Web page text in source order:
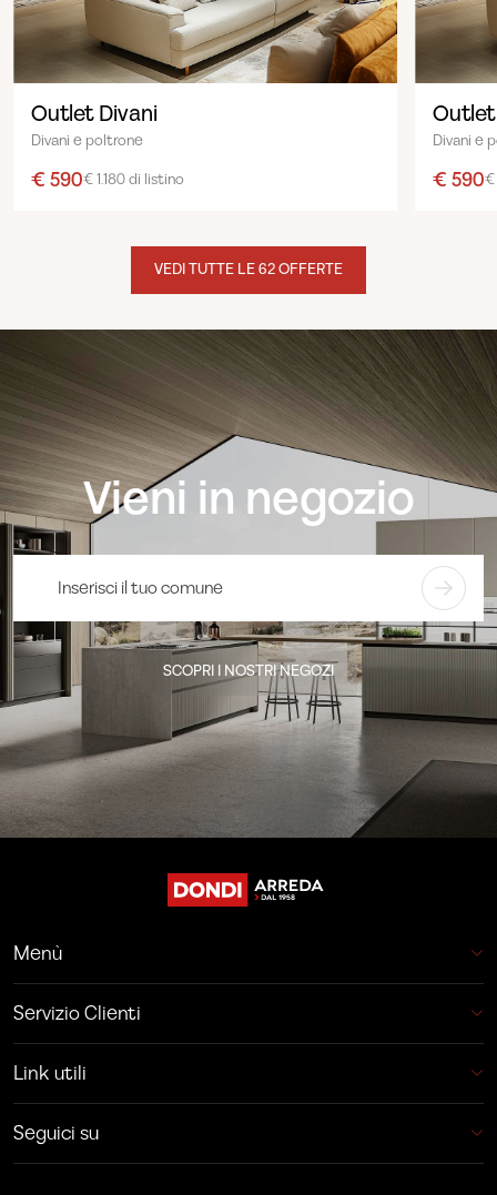
Outlet Divani
Divani e poltrone
€ 590€ 1.180 di listino
Divani e
€ 590€
VEDI TUTTE LE 62 OFFERTE
Vieni in negozio
SCOPRI I NOSTRI NEGOZI
Menù
Servizio Clienti
Link utili
Seguici su